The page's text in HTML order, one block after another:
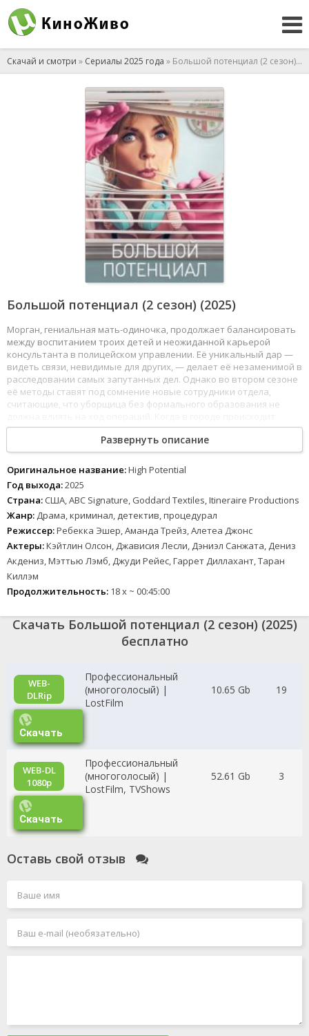
Скачай и смотри » Сериалы 2025 года » Большой потенциал (2 сезон) (2025)
Большой потенциал (2 сезон) (2025)
Морган, гениальная мать-одиночка, продолжает балансировать
между воспитанием троих детей и неожиданной карьерой
консультанта в полицейском управлении. Её уникальный дар —
видеть связи, невидимые для других, — делает её незаменимой в
расследовании самых запутанных дел. Однако во втором сезоне
её методы ставят под сомнение новые сотрудники отдела,
считающие, что уборщица без формального образования не
серия ритуальных убийств, Морган оказывается единственной,
кто замечает связь между жертвами, уходящую корнями в
прошлое города.
Параллельно ей приходится справляться с личными вызовами:
старшая дочь-подросток вступает в конфликт с матерью из-за её
опасной работы, а бывший муж внезапно возвращается,
претендуя на опеку над детьми. С помощью напарника
детектива Эмиля Морган не только распутывает преступления,
но и учится отстаивать своё место в мире, где статус часто
значит больше, чем способности. Ей предстоит доказать, что её
потенциал — не случайность, а сила, способная изменить
систему.
Развернуть описание
Оригинальное название:High Potential
Год выхода:2025
Страна: США, ABC Signature, Goddard Textiles, Itineraire Productions
Жанр: Драма, криминал, детектив, процедурал
Режиссер:Ребекка Эшер, Аманда Трейз, Алетеа Джонс
Актеры:Кэйтлин Олсон, Джависия Лесли, Дэниэл Санжата, Дениз
Акдениз, Мэттью Лэмб, Джуди Рейес, Гаррет Диллахант, Таран
Киллэм
Продолжительность: 18 x ~ 00:45:00
Скачать Большой потенциал (2 сезон) (2025)
бесплатно
WEB-
DLRip
Профессиональный
(многоголосый) |
LostFilm
10.65 Gb 19
Скачать
WEB-DL
1080p
Профессиональный
(многоголосый) |
LostFilm, TVShows
52.61 Gb 3
Скачать
Оставь свой отзыв